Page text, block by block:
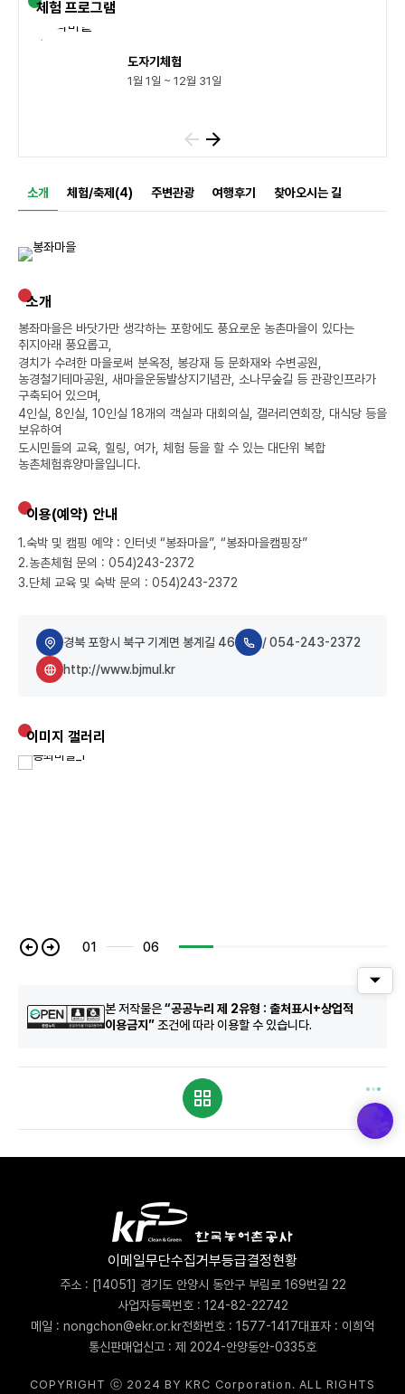
체험 프로그램
도자기체험
1월 1일 ~ 12월 31일
소개 체험/축제(4) 주변관광 여행후기 찾아오시는 길
소개
봉좌마을은 바닷가만 생각하는 포항에도 풍요로운 농촌마을이 있다는
취지아래 풍요롭고,
경치가 수려한 마을로써 분옥정, 봉강재 등 문화재와 수변공원,
농경철기테마공원, 새마을운동발상지기념관, 소나무숲길 등 관광인프라가
구축되어 있으며,
4인실, 8인실, 10인실 18개의 객실과 대회의실, 갤러리연회장, 대식당 등을
보유하여
도시민들의 교육, 힐링, 여가, 체험 등을 할 수 있는 대단위 복합
농촌체험휴양마을입니다.
이용(예약) 안내
1.숙박 및 캠핑 예약 : 인터넷 “봉좌마을”, “봉좌마을캠핑장”
2.농촌체험 문의 : 054)243-2372
3.단체 교육 및 숙박 문의 : 054)243-2372
경북 포항시 북구 기계면 봉계길 46
/ 054-243-2372
http://www.bjmul.kr
이미지 갤러리
01 06
본 저작물은“공공누리 제 2유형 : 출처표시+상업적
이용금지” 조건에 따라 이용할 수 있습니다.
퀵메
이메일무단수집거부등급결정현황
주소 : [14051] 경기도 안양시 동안구 부림로 169번길 22
사업자등록번호 : 124-82-22742
메일 : nongchon@ekr.or.kr전화번호 : 1577-1417대표자 : 이희억
통신판매업신고 : 제 2024-안양동안-0335호
COPYRIGHT ⓒ 2024 BY KRC Corporation. ALL RIGHTS